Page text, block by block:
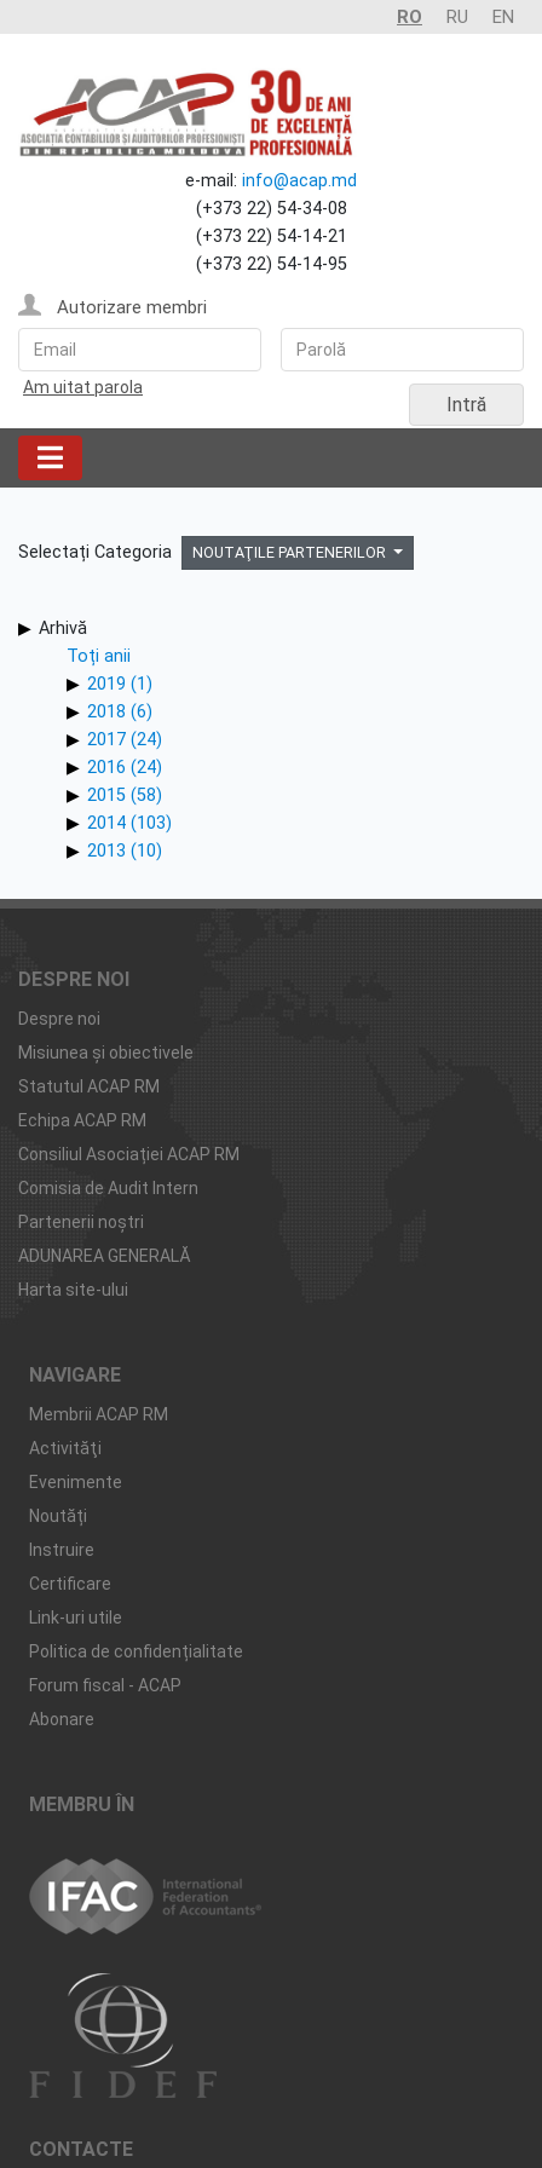
RO RU EN
e-mail: info@acap.md
(+373 22) 54-34-08
(+373 22) 54-14-21
(+373 22) 54-14-95
Autorizare membri
Am uitat parola
Intră
Selectați Categoria NOUTAŢILE PARTENERILOR
Arhivă
Toți anii
2019 (1)
2018 (6)
2017 (24)
2016 (24)
2015 (58)
2014 (103)
2013 (10)
DESPRE NOI
Despre noi
Misiunea şi obiectivele
Statutul ACAP RM
Echipa ACAP RM
Consiliul Asociației ACAP RM
Comisia de Audit Intern
Partenerii noştri
ADUNAREA GENERALĂ
Harta site-ului
NAVIGARE
Membrii ACAP RM
Activităţi
Evenimente
Noutăți
Instruire
Certificare
Link-uri utile
Politica de confidențialitate
Forum fiscal - ACAP
Abonare
MEMBRU ÎN
CONTACTE